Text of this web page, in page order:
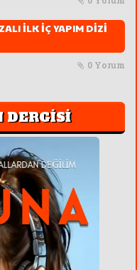
İLK İÇ YAPIM DİZİ
0 Yorum
DERGİSİ